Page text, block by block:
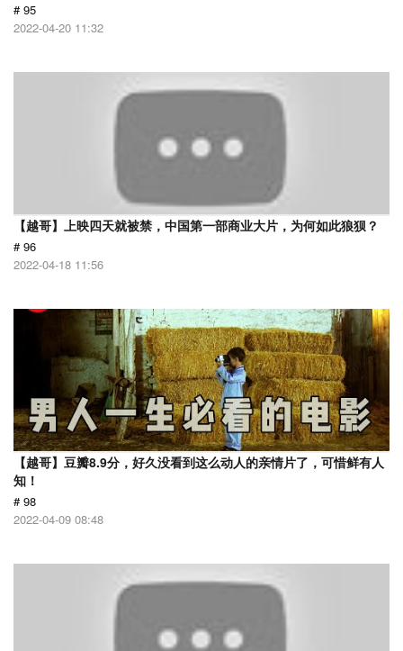
# 95
2022-04-20 11:32
【越哥】上映四天就被禁，中国第一部商业大片，为何如此狼狈？
# 96
2022-04-18 11:56
【越哥】豆瓣8.9分，好久没看到这么动人的亲情片了，可惜鲜有人
知！
# 98
2022-04-09 08:48